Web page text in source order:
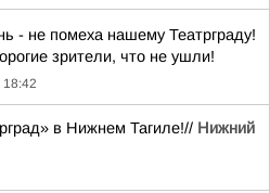
- не помеха нашему Театрграду!
зрители, что не ушли!
18:42
в Нижнем Тагиле!// Нижний